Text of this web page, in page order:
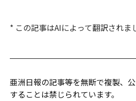
* この記事はAIによって翻訳されま
亜洲日報の記事等を無断で複製、
することは禁じられています。